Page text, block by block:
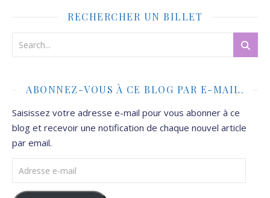
RECHERCHER UN BILLET
ABONNEZ-VOUS À CE BLOG PAR E-MAIL.
Saisissez votre adresse e-mail pour vous abonner à ce
blog et recevoir une notification de chaque nouvel article
par email.
Adresse e-mail